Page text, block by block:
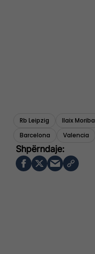
Rb Leipzig Ilaix Moriba
Barcelona
Valencia